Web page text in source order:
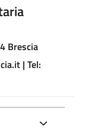
Brescia
| Tel: